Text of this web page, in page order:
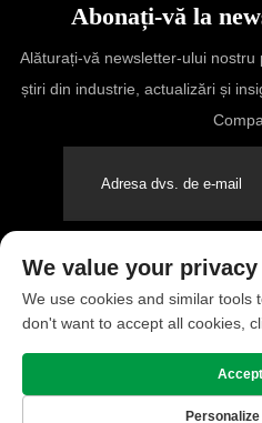
Abonați-vă la
Alăturați-vă newsletter-ului
știri din industrie, actualizări și
Toate drepturile rezervate
We value your privacy
We use cookies and similar tools
don't want to accept all cookies,
Accept